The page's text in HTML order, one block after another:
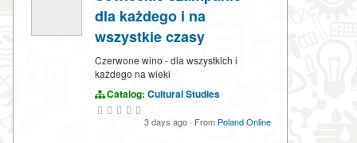
dla każdego i na
wszystkie czasy
Czerwone wino - dla wszystkich i
każdego na wieki
Catalog: Cultural Studies
3 days ago · From Poland Online